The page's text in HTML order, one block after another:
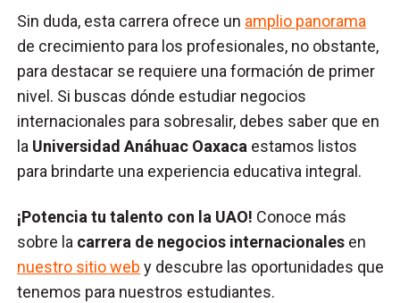
Sin duda, esta carrera ofrece un amplio panorama
de crecimiento para los profesionales, no obstante,
para destacar se requiere una formación de primer
nivel. Si buscas dónde estudiar negocios
internacionales para sobresalir, debes saber que en
la Universidad Anáhuac Oaxaca estamos listos
para brindarte una experiencia educativa integral.
¡Potencia tu talento con la UAO! Conoce más
sobre la carrera de negocios internacionales en
nuestro sitio web y descubre las oportunidades que
tenemos para nuestros estudiantes.